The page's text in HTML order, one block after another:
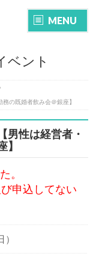
MENU
ベント
の既婚者飲み会＠銀座】
男性は経営者・
】
。
申込してない